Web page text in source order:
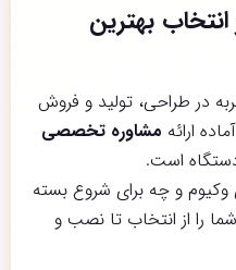
بهترین
در طراحی، تولید و فروش
ارائه مشاوره تخصصی
است.
وکیوم و چه برای شروع بسته
را از انتخاب تا نصب و